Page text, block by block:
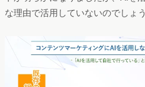
な理由で活用していないのでしょう